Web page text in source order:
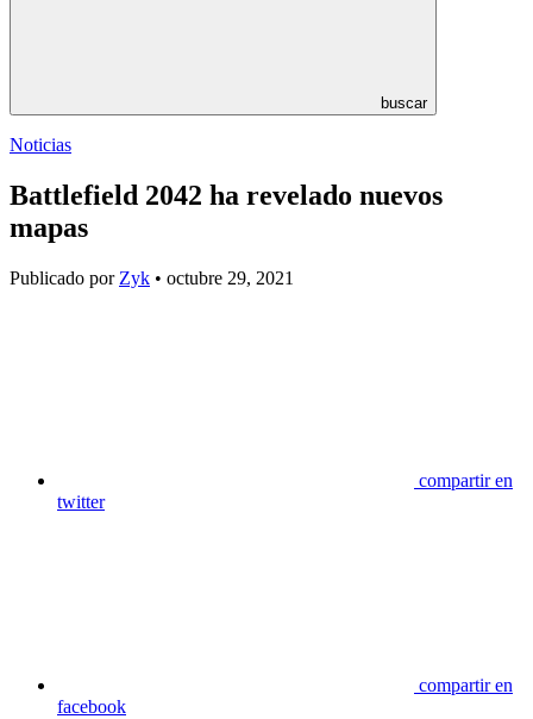
buscar
Noticias
Battlefield 2042 ha revelado nuevos
mapas
Publicado por Zyk • octubre 29, 2021
compartir en
twitter
compartir en
facebook